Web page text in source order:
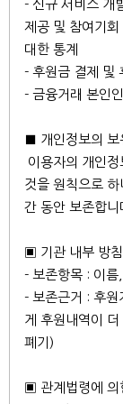
- 신규 서비스 개
제공 및 참여기회
대한 통계
- 후원금 결제 및
- 금융거래 본인
■ 개인정보의 보
이용자의 개인
것을 원칙으로 하
간 동안 보존합니
▣ 기관 내부 방
- 보존항목 : 이
- 보존근거 : 후원
게 후원내역이 더
폐기)
▣ 관계법령에 의